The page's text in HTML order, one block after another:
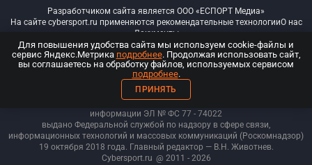
Разработчиком сайта является ООО «ЕСПОРТ Медиа»
На сайте cybersport.ru применяются рекомендательные технологииО нас
Документы
© ООО «Киберспорт.ру» — Все права защищены
18+
ООО «Киберспорт.ру». Свидетельство о регистрации средств массовой
информации ЭЛ № ФС 77 - 74022
выдано Федеральной службой по надзору в сфере связи,
информационных технологий и массовых коммуникаций (Роскомнадзор)
19 октября 2018 года. Главный редактор — В.Н. Животнев.
Cybersport.ru @ 2011 - 2026
Для повышения удобства сайта мы используем cookie-файлы и
сервис Яндекс.Метрика подробнее. Продолжая использовать сайт,
вы соглашаетесь на обработку файлов, используемых сервисом
подробнее.
ПРИНЯТЬ